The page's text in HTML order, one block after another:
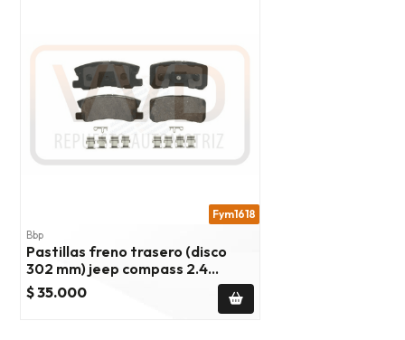
Fym1618
Bbp
Pastillas freno trasero (disco
302 mm) jeep compass 2.4
2007/2017
$ 35.000